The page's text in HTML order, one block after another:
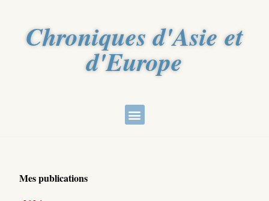
Chroniques d'Asie et
d'Europe
Mes publications